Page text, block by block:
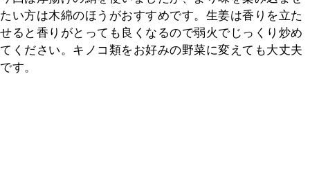
たい方は木綿のほうがおすすめです。生姜は香りを立た
せると香りがとっても良くなるので弱火でじっくり炒め
てください。キノコ類をお好みの野菜に変えても大丈夫
です。